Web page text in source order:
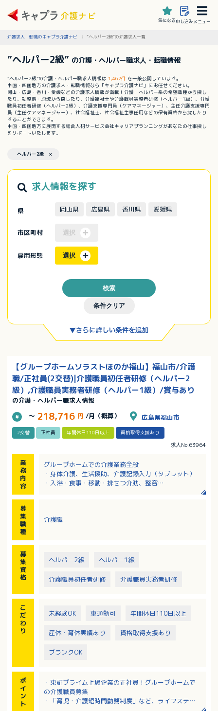
気になる申し込みメニュー
介護求人・転職のキャプラ介護ナビ ”ヘルパー2級”の介護求人一覧
”ヘルパー2級” の介護・ヘルパー職求人・転職情報
”ヘルパー2級”の介護・ヘルパー職求人情報は 1,462件 を一般公開しています。
中国・四国地方の介護求人・転職情報なら「キャプラ介護ナビ」にお任せください。
岡山・広島・香川・愛媛などの介護求人情報が満載！介護・ヘルパー系の希望職種から探し
たり、勤務地・地域から探したり、介護福祉士や介護職員実務者研修（ヘルパー1級）、介護
職員初任者研修（ヘルパー2級）、介護支援専門員（ケアマネージャー）、主任介護支援専門
員（主任ケアマネージャー）、社会福祉士、社会福祉主事任用などの保有資格から探したり
することができます。
中国・四国地方に展開する総合人材サービス会社キャリアプランニングがあなたの仕事探し
をサポートいたします。
ヘルパー2級 ×
求人情報を探す
県 岡山県 広島県 香川県 愛媛県
市区町村 選択
雇用形態 選択
条件クリア
検索
【グループホームソラストほのか福山】福山市/介護
職/正社員(2交替)|介護職員初任者研修（ヘルパー2
級）,介護職員実務者研修（ヘルパー1級）/賞与あり
の介護・ヘルパー職求人情報
～ 218,716 円 /月（概算） 広島県福山市
2交替 正社員 年間休日110日以上 資格取得支援あり
求人No.63964
業
務
内
容
グループホームでの介護業務全般
・身体介護、生活援助、介護記録入力（タブレット）
・入浴・食事・移動・排せつ介助、整容
募
集
職
種
介護職
募
集
資
格
ヘルパー2級 ヘルパー1級
介護職員初任者研修 介護職員実務者研修
こ
だ
わ
り
未経験OK 車通勤可 年間休日110日以上
産休・育休実績あり 資格取得支援あり
ブランクOK
ポ
イ
ン
ト
・東証プライム上場企業の正社員！グループホームで
の介護職員募集
・「育児・介護短時間勤務制度」など、ライフステー